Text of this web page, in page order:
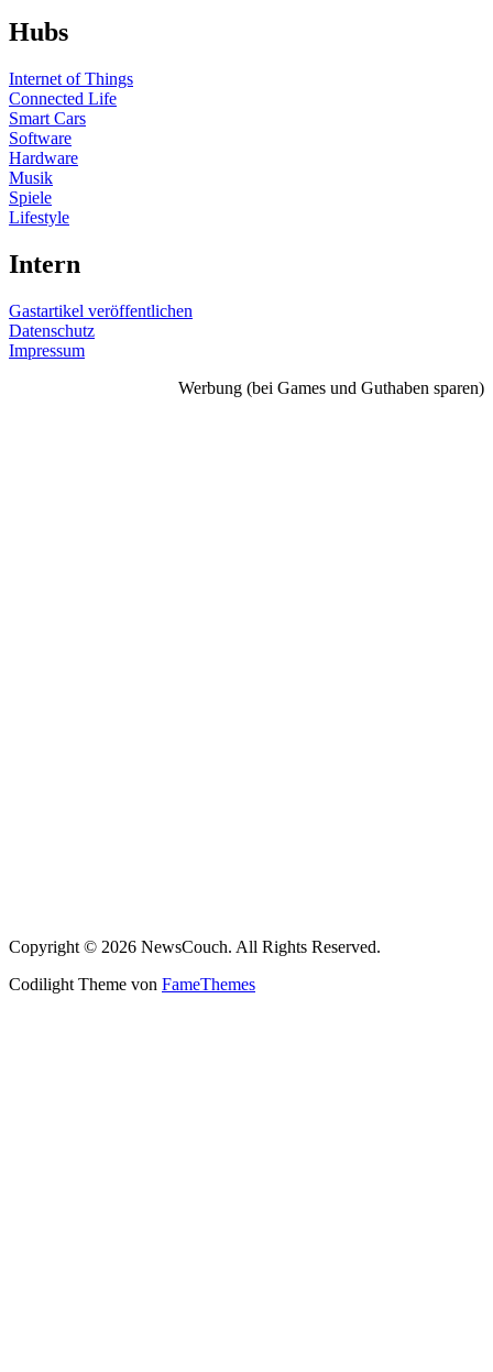
Hubs
Internet of Things
Connected Life
Smart Cars
Software
Hardware
Musik
Spiele
Lifestyle
Intern
Gastartikel veröffentlichen
Datenschutz
Impressum
Werbung (bei Games und Guthaben sparen)
Copyright © 2026 NewsCouch. All Rights Reserved.
Codilight Theme von FameThemes